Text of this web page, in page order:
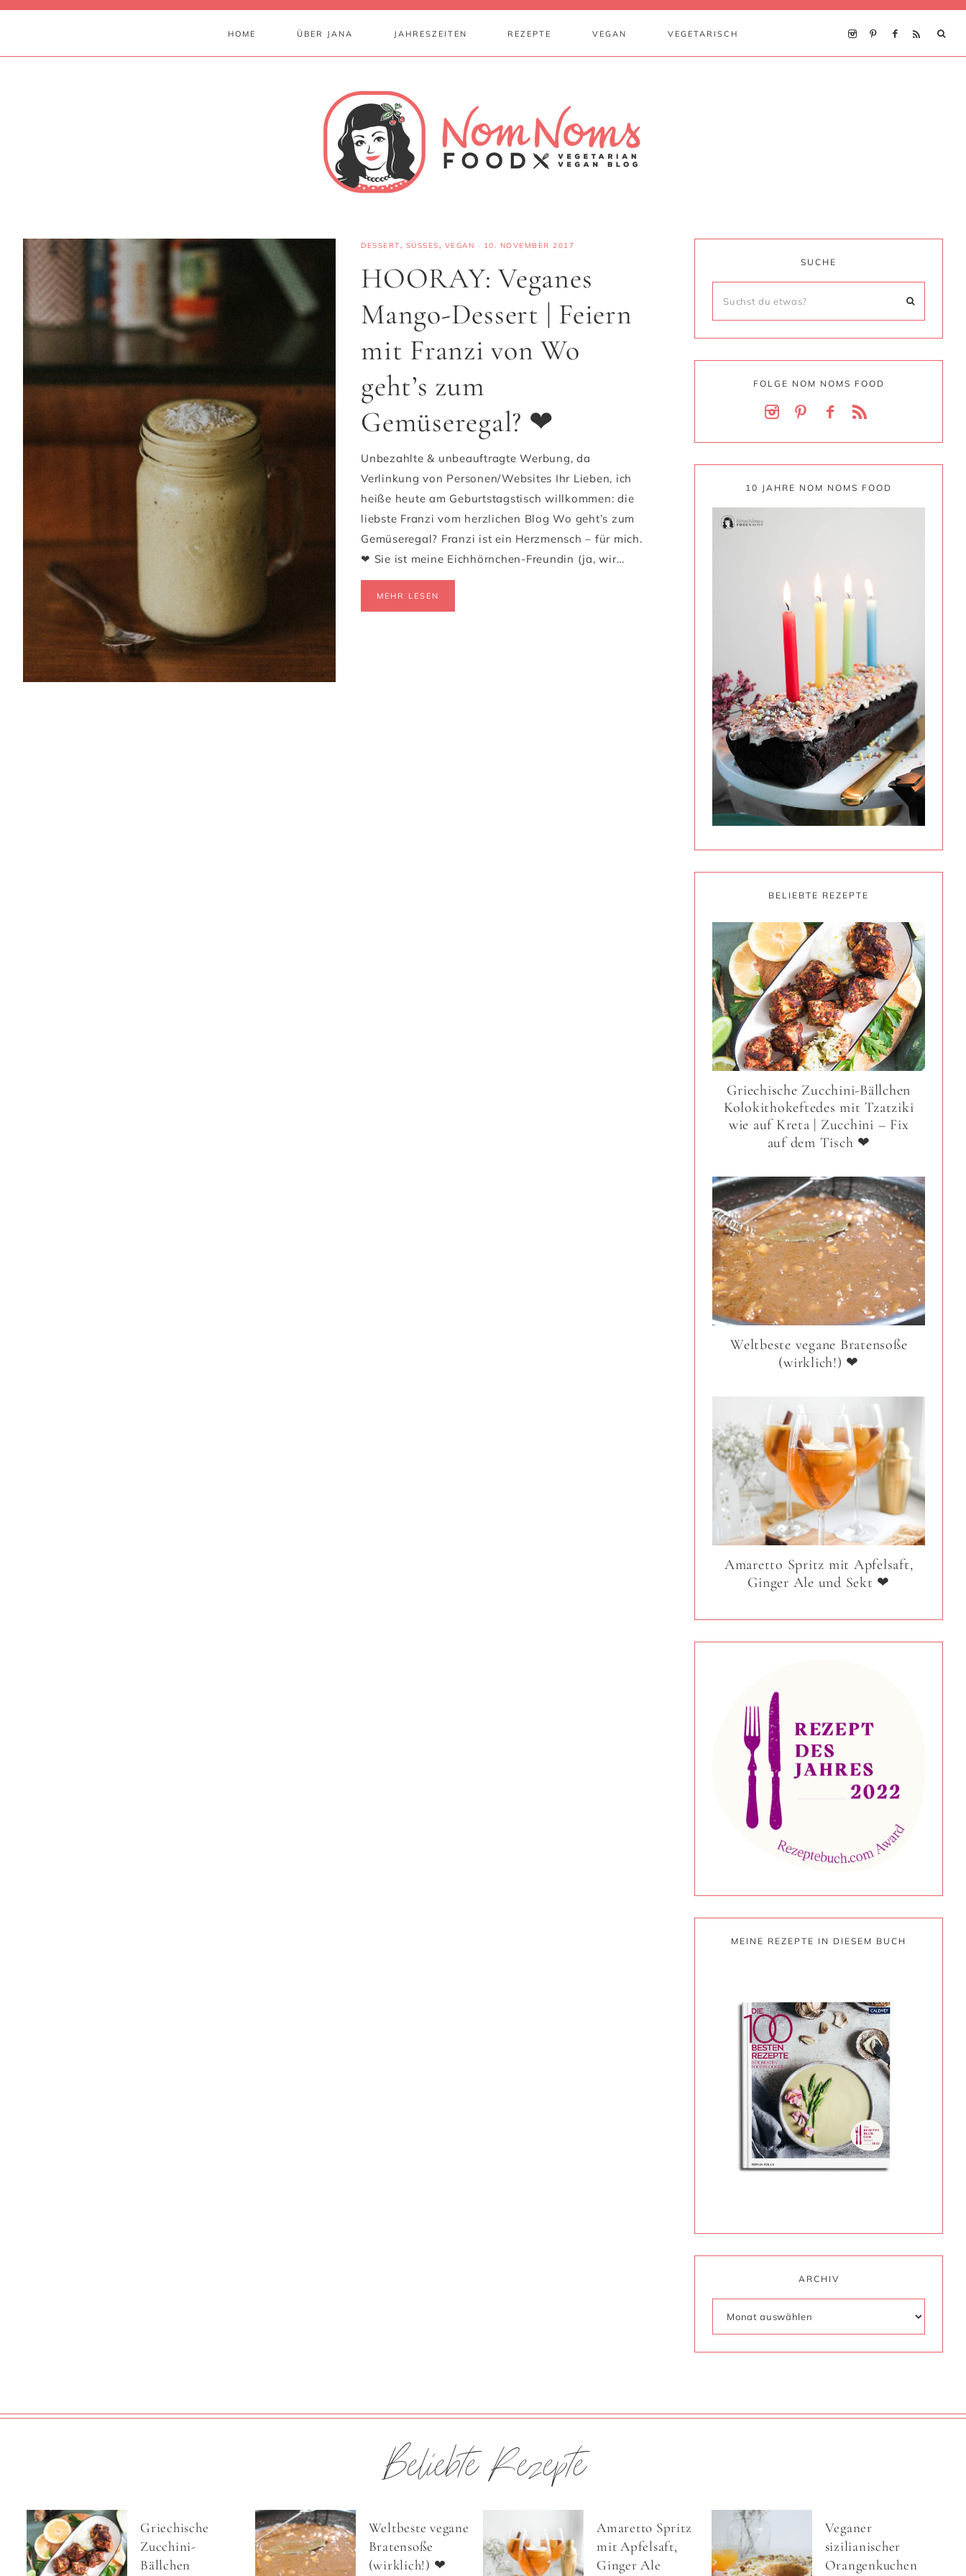
HOME ÜBER JANA JAHRESZEITEN REZEPTE VEGAN VEGETARISCH
DESSERT, SÜSSES , VEGAN · 10. NOVEMBER 2017
HOORAY: Veganes
Mango-Dessert | Feiern
mit Franzi von Wo
geht’s zum
Gemüseregal? ❤
Unbezahlte & unbeauftragte Werbung, da
Verlinkung von Personen/Websites Ihr Lieben, ich
heiße heute am Geburtstagstisch willkommen: die
liebste Franzi vom herzlichen Blog Wo geht’s zum
Gemüseregal? Franzi ist ein Herzmensch – für mich.
❤ Sie ist meine Eichhörnchen-Freundin (ja, wir…
MEHR LESEN
SUCHE
FOLGE NOM NOMS FOOD
10 JAHRE NOM NOMS FOOD
BELIEBTE REZEPTE
Griechische Zucchini-Bällchen
Kolokithokeftedes mit Tzatziki
wie auf Kreta | Zucchini – Fix
auf dem Tisch ❤
Weltbeste vegane Bratensoße
(wirklich!) ❤
Amaretto Spritz mit Apfelsaft,
Ginger Ale und Sekt ❤
MEINE REZEPTE IN DIESEM BUCH
ARCHIV
Beliebte Rezepte
Griechische
Zucchini-
Bällchen
Weltbeste vegane
Bratensoße
(wirklich!) ❤
Amaretto Spritz
mit Apfelsaft,
Ginger Ale
Veganer
sizilianischer
Orangenkuchen